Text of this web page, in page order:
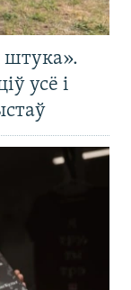
штука».
усё і